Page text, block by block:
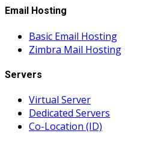
Email Hosting
Basic Email Hosting
Zimbra Mail Hosting
Servers
Virtual Server
Dedicated Servers
Co-Location (ID)